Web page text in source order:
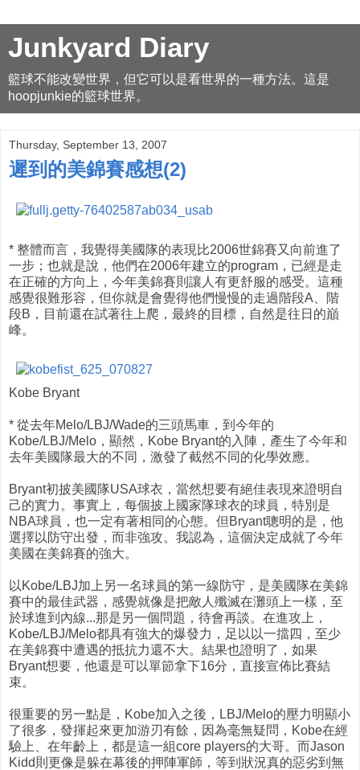
Junkyard Diary
籃球不能改變世界，但它可以是看世界的一種方法。這是
hoopjunkie的籃球世界。
Thursday, September 13, 2007
遲到的美錦賽感想(2)
* 整體而言，我覺得美國隊的表現比2006世錦賽又向前進了
一步；也就是說，他們在2006年建立的program，已經是走
在正確的方向上，今年美錦賽則讓人有更舒服的感受。這種
感覺很難形容，但你就是會覺得他們慢慢的走過階段A、階
段B，目前還在試著往上爬，最終的目標，自然是往日的巔
峰。
Kobe Bryant
* 從去年Melo/LBJ/Wade的三頭馬車，到今年的
Kobe/LBJ/Melo，顯然，Kobe Bryant的入陣，產生了今年和
去年美國隊最大的不同，激發了截然不同的化學效應。
Bryant初披美國隊USA球衣，當然想要有絕佳表現來證明自
己的實力。事實上，每個披上國家隊球衣的球員，特別是
NBA球員，也一定有著相同的心態。但Bryant聰明的是，他
選擇以防守出發，而非強攻。我認為，這個決定成就了今年
美國在美錦賽的強大。
以Kobe/LBJ加上另一名球員的第一線防守，是美國隊在美錦
賽中的最佳武器，感覺就像是把敵人殲滅在灘頭上一樣，至
於球進到內線...那是另一個問題，待會再談。在進攻上，
Kobe/LBJ/Melo都具有強大的爆發力，足以以一擋四，至少
在美錦賽中遭遇的抵抗力還不大。結果也證明了，如果
Bryant想要，他還是可以單節拿下16分，直接宣佈比賽結
束。
很重要的另一點是，Kobe加入之後，LBJ/Melo的壓力明顯小
了很多，發揮起來更加游刃有餘，因為毫無疑問，Kobe在經
驗上、在年齡上，都是這一組core players的大哥。而Jason
Kidd則更像是躲在幕後的押陣軍師，等到狀況真的惡劣到無